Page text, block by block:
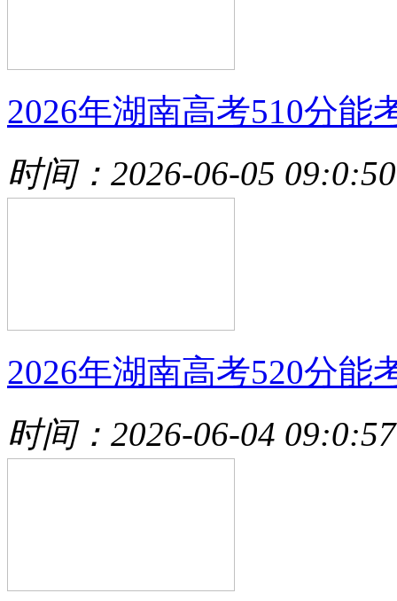
2026年湖南高考510分能
时间：2026-06-05 09:0:50
2026年湖南高考520分能
时间：2026-06-04 09:0:57